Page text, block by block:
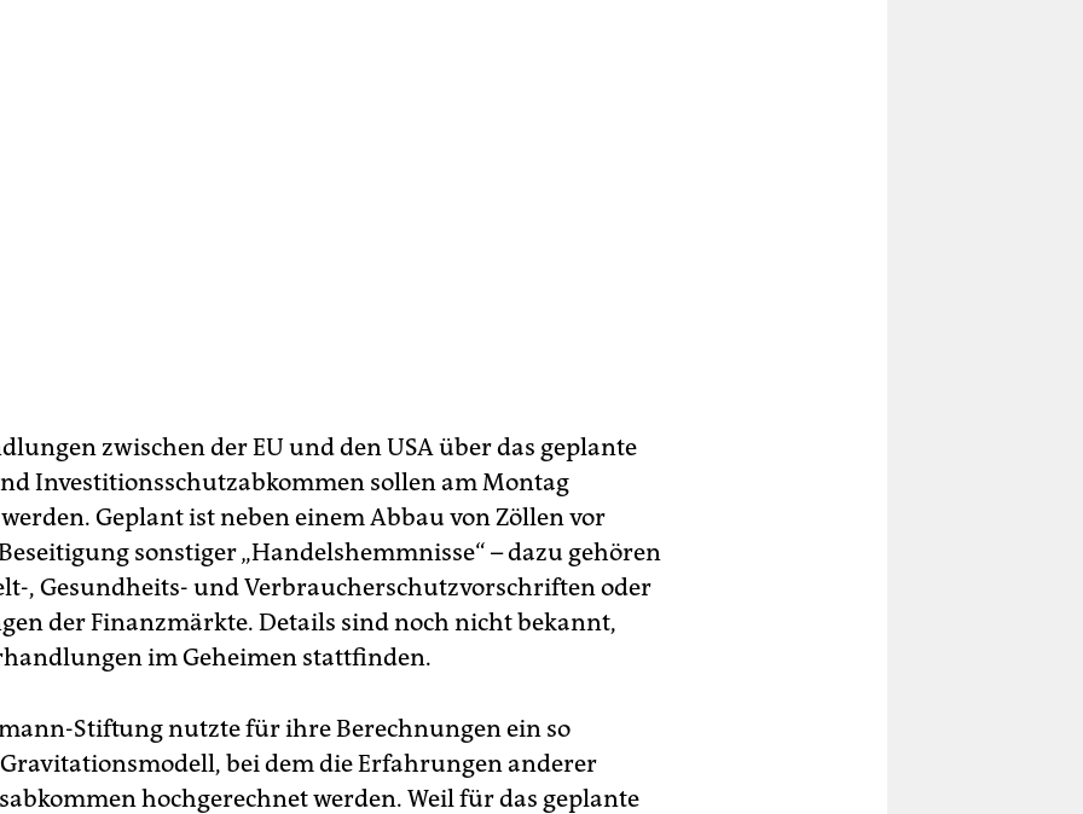
zwischen der EU und den USA über das geplante
Investitionsschutzabkommen sollen am Montag
Geplant ist neben einem Abbau von Zöllen vor
sonstiger „Handelshemmnisse“ – dazu gehören
, Gesundheits- und Verbraucherschutzvorschriften oder
der Finanzmärkte. Details sind noch nicht bekannt,
im Geheimen stattfinden.
Stiftung nutzte für ihre Berechnungen ein so
bei dem die Erfahrungen anderer
hochgerechnet werden. Weil für das geplante